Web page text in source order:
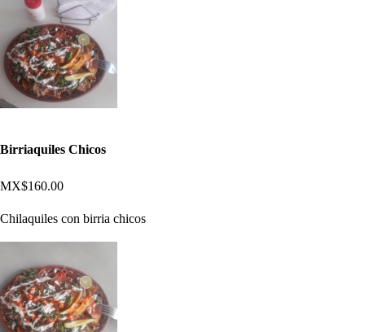
Birriaquiles Chicos
MX$160.00
Chilaquiles con birria chicos